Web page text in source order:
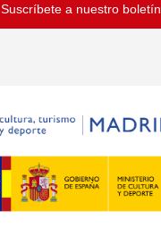
Suscríbete a nuestro boletín